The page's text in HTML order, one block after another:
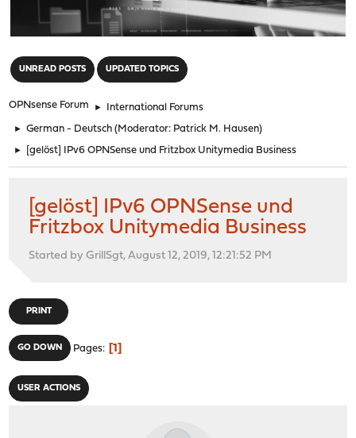
UNREAD POSTS UPDATED TOPICS
OPNsense Forum ► International Forums
► German - Deutsch (Moderator: Patrick M. Hausen)
► [gelöst] IPv6 OPNSense und Fritzbox Unitymedia Business
[gelöst] IPv6 OPNSense und
Fritzbox Unitymedia Business
Started by GrillSgt, August 12, 2019, 12:21:52 PM
PRINT
GO DOWN Pages 1
USER ACTIONS